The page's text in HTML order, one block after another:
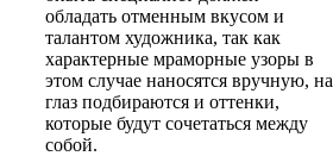
обладать отменным вкусом и
талантом художника, так как
характерные мраморные узоры в
этом случае наносятся вручную, на
глаз подбираются и оттенки,
которые будут сочетаться между
собой.